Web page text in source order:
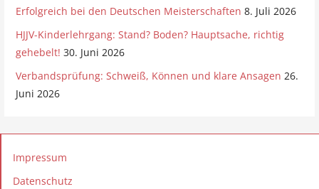
Erfolgreich bei den Deutschen Meisterschaften 8. Juli 2026
HJJV-Kinderlehrgang: Stand? Boden? Hauptsache, richtig
gehebelt! 30. Juni 2026
Verbandsprüfung: Schweiß, Können und klare Ansagen 26.
Juni 2026
Impressum
Datenschutz